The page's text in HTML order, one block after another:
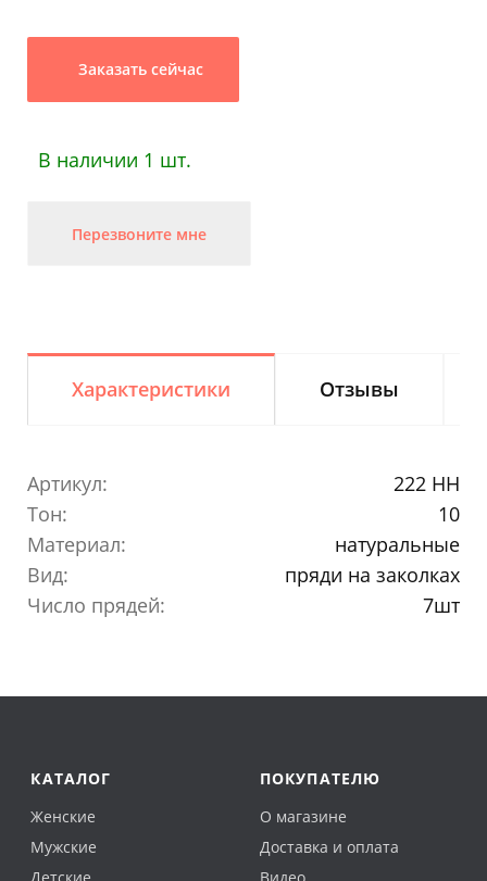
Заказать сейчас
В наличии 1 шт.
Перезвоните мне
Характеристики Отзывы
Артикул:
222 HH
Тон:
10
Материал:
натуральные
Вид:
пряди на заколках
Число прядей:
7шт
КАТАЛОГ
Женские
Мужские
ПОКУПАТЕЛЮ
О магазине
Доставка и оплата